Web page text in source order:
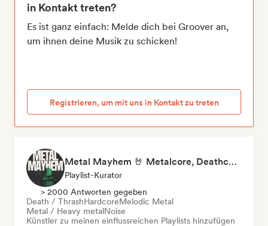
in Kontakt treten?
Es ist ganz einfach: Melde dich bei Groover an,
um ihnen deine Musik zu schicken!
Registrieren, um mit uns in Kontakt zu treten
Metal Mayhem 🤘 Metalcore, Deathcore & Progressive Metal
Playlist-Kurator
> 2000 Antworten gegeben
Death / ThrashHardcoreMelodic Metal
Metal / Heavy metalNoise
Künstler zu meinen einflussreichen Playlists hinzufügen